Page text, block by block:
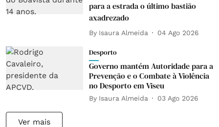
para a estrada o último bastião
axadrezado
By Isaura Almeida 04 Ago 2026
Desporto
Governo mantém Autoridade para a
Prevenção e o Combate à Violência
no Desporto em Viseu
By Isaura Almeida 03 Ago 2026
Ver mais